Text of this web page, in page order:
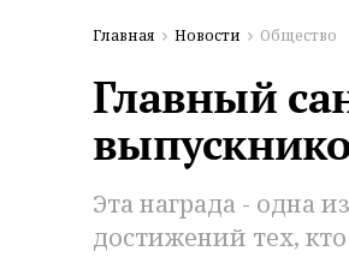
Главная Новости Общество
Главный
Эта награда - одна
достижений тех,